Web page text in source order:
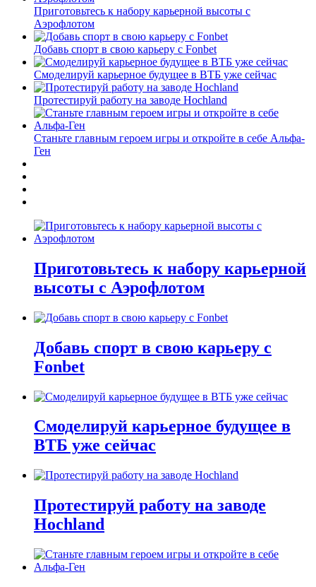
Приготовьтесь к набору карьерной высоты с
Аэрофлотом
Добавь спорт в свою карьеру с Fonbet
Смоделируй карьерное будущее в ВТБ уже сейчас
Протестируй работу на заводе Hochland
Станьте главным героем игры и откройте в себе Альфа-
Ген
Приготовьтесь к набору карьерной
высоты с Аэрофлотом
Добавь спорт в свою карьеру с
Fonbet
Смоделируй карьерное будущее в
ВТБ уже сейчас
Протестируй работу на заводе
Hochland